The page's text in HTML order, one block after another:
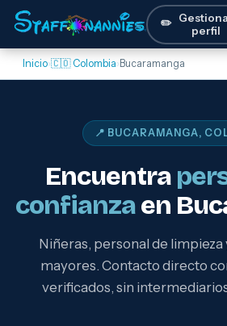
✏️
perfil
Inicio›🇨🇴 Colombia› Bucaramanga
📍 BUCARAMANGA,
Encuentra
confianzaen
Niñeras, personal de limpieza
mayores. Contacto directo
verificados, sin